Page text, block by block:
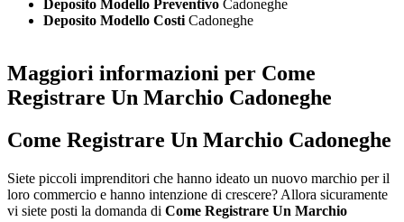
Deposito Modello Preventivo Cadoneghe
Deposito Modello Costi Cadoneghe
Maggiori informazioni per Come
Registrare Un Marchio Cadoneghe
Come Registrare Un Marchio Cadoneghe
Siete piccoli imprenditori che hanno ideato un nuovo marchio per il
loro commercio e hanno intenzione di crescere? Allora sicuramente
vi siete posti la domanda di Come Registrare Un Marchio